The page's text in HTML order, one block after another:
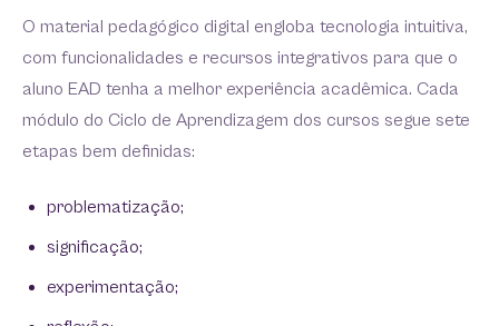
O material pedagógico digital engloba tecnologia intuitiva,
com funcionalidades e recursos integrativos para que o
aluno EAD tenha a melhor experiência acadêmica. Cada
módulo do Ciclo de Aprendizagem dos cursos segue sete
etapas bem definidas:
problematização;
significação;
experimentação;